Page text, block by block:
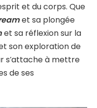
et du corps. Que
et sa plongée
et sa réflexion sur la
son exploration de
s’attache à mettre
de ses